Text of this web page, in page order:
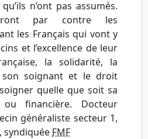
n’ont pas assumés.
par contre les
les Français qui vont y
et l’excellence de leur
la solidarité, la
soignant et le droit
quelle que soit sa
financière. Docteur
généraliste secteur 1,
syndiquée FMF